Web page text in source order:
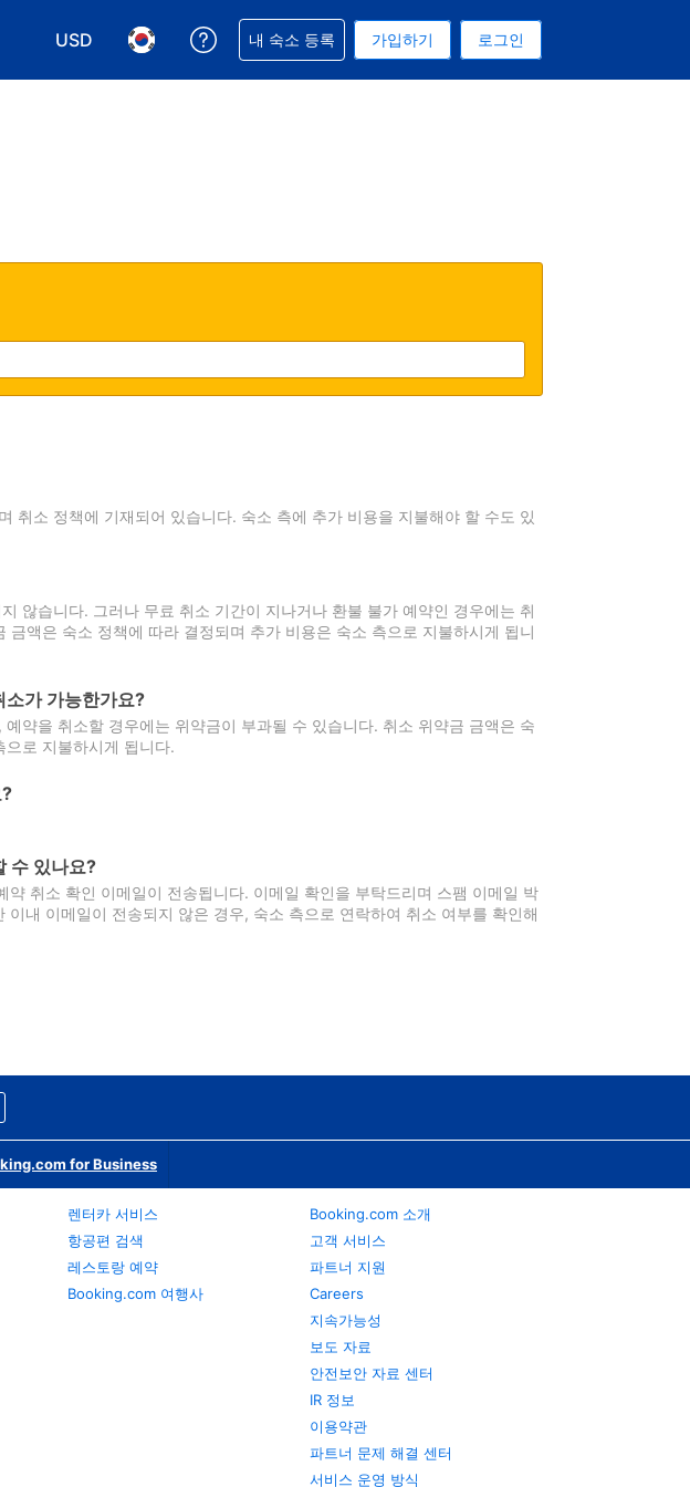
USD
통화 선택. 현재 선택된 통화는 미국 달러입니다
언어 선택. 현재 선택된 언어는 한국어입니다
예약과 관련해 도움을 받으실 수 있습니다
내 숙소 등록 가입하기 로그인
취소 정책에 기재되어 있습니다. 숙소 측에 추가 비용을 지불해야 할 수도 있
않습니다. 그러나 무료 취소 기간이 지나거나 환불 불가 예약인 경우에는 취
금액은 숙소 정책에 따라 결정되며 추가 비용은 숙소 측으로 지불하시게 됩니
소가 가능한가요?
약을 취소할 경우에는 위약금이 부과될 수 있습니다. 취소 위약금 금액은 숙
로 지불하시게 됩니다.
수 있나요?
취소 확인 이메일이 전송됩니다. 이메일 확인을 부탁드리며 스팸 이메일 박
내 이메일이 전송되지 않은 경우, 숙소 측으로 연락하여 취소 여부를 확인해
for Business
렌터카 서비스
항공편 검색
레스토랑 예약
Booking.com 여행사
Booking.com 소개
고객 서비스
파트너 지원
Careers
지속가능성
보도 자료
안전보안 자료 센터
IR 정보
이용약관
파트너 문제 해결 센터
서비스 운영 방식